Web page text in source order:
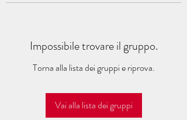
Impossibile trovare il gruppo.
Torna alla lista dei gruppi e riprova.
Vai alla lista dei gruppi